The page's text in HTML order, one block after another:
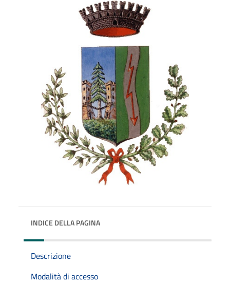
INDICE DELLA PAGINA
Descrizione
Modalità di accesso